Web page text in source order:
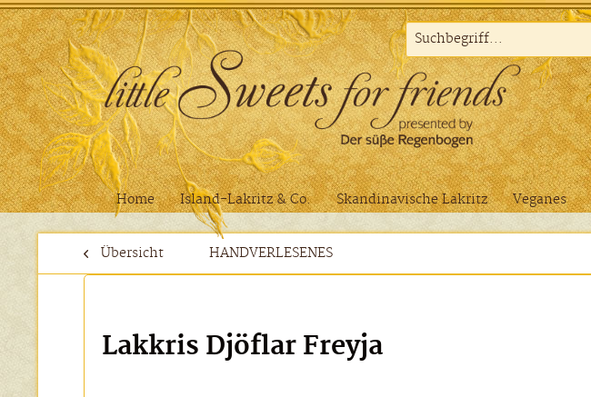
Home Island-Lakritz & Co. Skandinavische Lakritz Veganes
Übersicht HANDVERLESENES
Lakkris Djöflar Freyja